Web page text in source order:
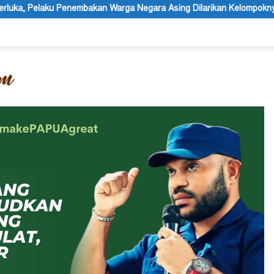
Warga Negara Asing Dilarikan Kelompoknya ke Dalam Hutan